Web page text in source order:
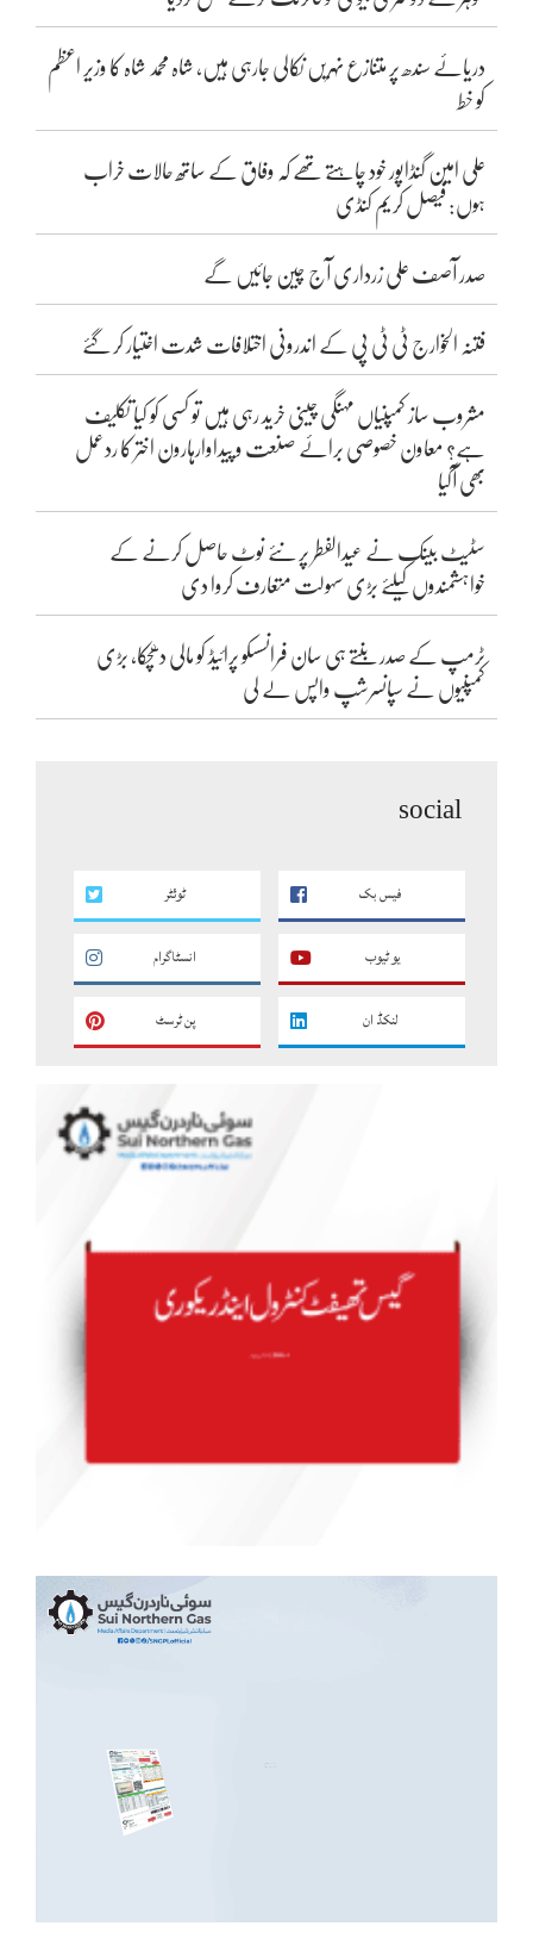
دریائے سندھ پر متنازع نہریں نکالی جارہی ہیں، شاہ محمد شاہ کا وزیر اعظم
کو خط
علی امین گنڈاپور خود چاہتے تھے کہ وفاق کے ساتھ حالات خراب
ہوں: فیصل کریم کنڈی
صدر آصف علی زرداری آج چین جائیں گے
فتنہ الخوارج ٹی ٹی پی کے اندرونی اختلافات شدت اختیار کر گئے
مشروب ساز کمپنیاں مہنگی چینی خرید رہی ہیں تو کسی کو کیا تکلیف
ہے؟ معاون خصوصی برائے صنعت و پیداوارہارون اختر کا ردعمل
بھی آگیا
سٹیٹ بینک نے عیدالفطر پر نئے نوٹ حاصل کرنے کے
خواہشمندوں کیلئے بڑی سہولت متعارف کروا دی
ٹرمپ کے صدر بنتے ہی سان فرانسسکو پرائیڈ کو مالی دھچکا، بڑی
کمپنیوں نے سپانسرشپ واپس لے لی
social
فیس بک ٹوئٹر
یو ٹیوب انسٹاگرام
لنکڈ ان پن ٹرسٹ